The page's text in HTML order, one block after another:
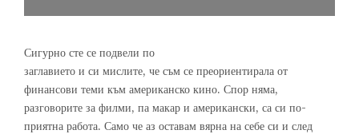
Сигурно сте се подвели по
заглавието и си мислите, че съм се преориентирала от
финансови теми към американско кино. Спор няма,
разговорите за филми, па макар и американски, са си по-
приятна работа. Само че аз оставам вярна на себе си и след